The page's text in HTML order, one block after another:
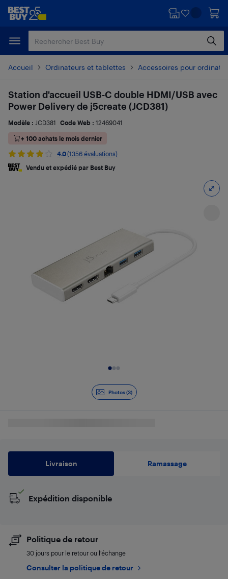
Passer
principal
Passer
Accueil Ordinateurs et tablettes Accessoires pour
Photos (3)
Station d'accueil USB-C double HDMI/USB avec
Power Delivery de j5create (JCD381)
Modèle : JCD381 Code Web : 12469041
+ 100 achats le mois dernier
4.0(1356 évaluations)
Vendu et expédié par Best Buy
Livraison Ramassage
Expédition disponible
Politique de retour
30 jours pour le retour ou l’échange
Consulter la politique de retour